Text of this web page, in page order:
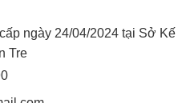
ngày 24/04/2024 tại Sở Kế
Tre